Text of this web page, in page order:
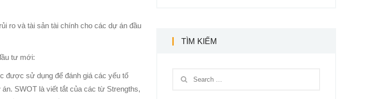
ro và tài sản tài chính cho các dự án đầu
tư mới:
được sử dụng để đánh giá các yếu tố
SWOT là viết tắt của các từ Strengths,
TÌM KIẾM